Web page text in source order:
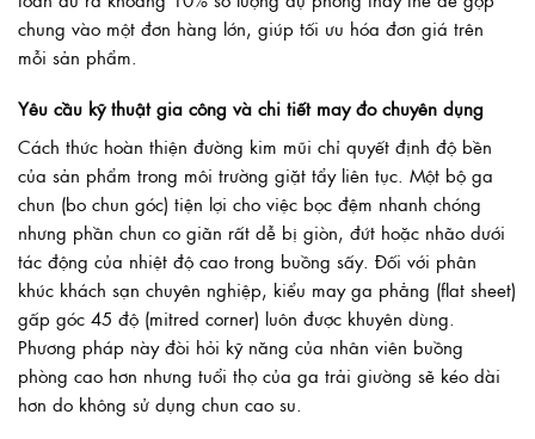
chung vào một đơn hàng lớn, giúp tối ưu hóa đơn giá trên
mỗi sản phẩm.
Yêu cầu kỹ thuật gia công và chi tiết may đo chuyên dụng
Cách thức hoàn thiện đường kim mũi chỉ quyết định độ bền
của sản phẩm trong môi trường giặt tẩy liên tục. Một bộ ga
chun (bo chun góc) tiện lợi cho việc bọc đệm nhanh chóng
nhưng phần chun co giãn rất dễ bị giòn, đứt hoặc nhão dưới
tác động của nhiệt độ cao trong buồng sấy. Đối với phân
khúc khách sạn chuyên nghiệp, kiểu may ga phẳng (flat sheet)
gấp góc 45 độ (mitred corner) luôn được khuyên dùng.
Phương pháp này đòi hỏi kỹ năng của nhân viên buồng
phòng cao hơn nhưng tuổi thọ của ga trải giường sẽ kéo dài
hơn do không sử dụng chun cao su.